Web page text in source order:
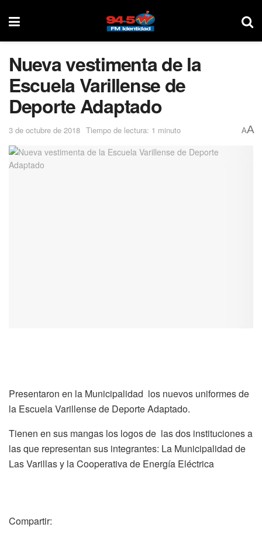
Nueva vestimenta de la
Escuela Varillense de
Deporte Adaptado
3 de octubre de 2018 Tiempo de lectura: 1 minuto AA
Presentaron en la Municipalidad los nuevos uniformes de
la Escuela Varillense de Deporte Adaptado.
Tienen en sus mangas los logos de las dos instituciones a
las que representan sus integrantes: La Municipalidad de
Las Varillas y la Cooperativa de Energía Eléctrica
Compartir: